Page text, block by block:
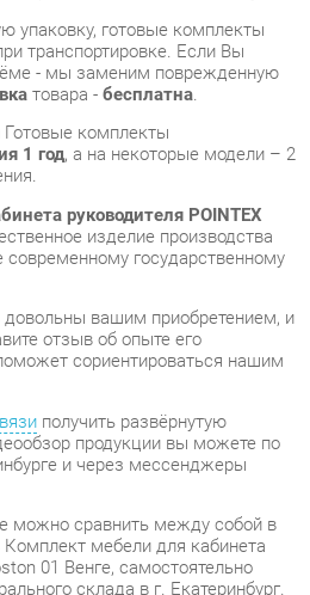
руководителя POINTEX
изделие производства
государственному
вашим приобретением, и
отзыв об опыте его
сориентироваться нашим
получить развёрнутую
продукции вы можете по
и через мессенджеры
сравнить между собой в
мебели для кабинета
склада в г. Екатеринбург.
смотрите на странице
Винил (пвх)
Венге